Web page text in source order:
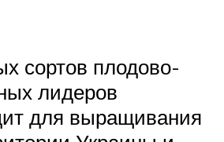
сортов плодово-
лидеров
для выращивания